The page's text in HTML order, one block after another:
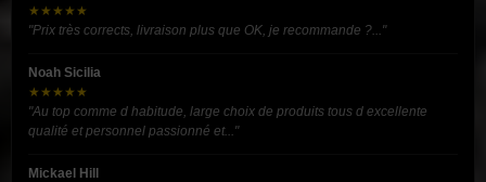
★★★★★
"Prix très corrects, livraison plus que OK, je recommande ?..."
Noah Sicilia
★★★★★
"Au top comme d habitude, large choix de produits tous d excellente
qualité et personnel passionné et..."
Mickael Hill